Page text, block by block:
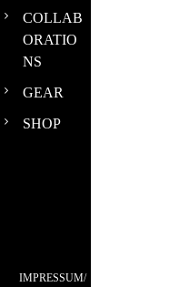
COLLAB
ORATIO
NS
GEAR
SHOP
IMPRESSUM/